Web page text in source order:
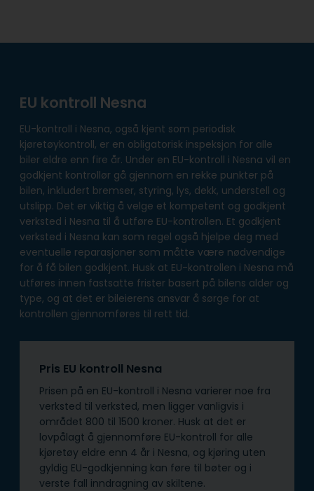
EU kontroll Nesna
EU-kontroll i Nesna, også kjent som periodisk
kjøretøykontroll, er en obligatorisk inspeksjon for alle
biler eldre enn fire år. Under en EU-kontroll i Nesna vil en
godkjent kontrollør gå gjennom en rekke punkter på
bilen, inkludert bremser, styring, lys, dekk, understell og
utslipp. Det er viktig å velge et kompetent og godkjent
verksted i Nesna til å utføre EU-kontrollen. Et godkjent
verksted i Nesna kan som regel også hjelpe deg med
eventuelle reparasjoner som måtte være nødvendige
for å få bilen godkjent. Husk at EU-kontrollen i Nesna må
utføres innen fastsatte frister basert på bilens alder og
type, og at det er bileierens ansvar å sørge for at
kontrollen gjennomføres til rett tid.
Pris EU kontroll Nesna
Prisen på en EU-kontroll i Nesna varierer noe fra
verksted til verksted, men ligger vanligvis i
området 800 til 1500 kroner. Husk at det er
lovpålagt å gjennomføre EU-kontroll for alle
kjøretøy eldre enn 4 år i Nesna, og kjøring uten
gyldig EU-godkjenning kan føre til bøter og i
verste fall inndragning av skiltene.